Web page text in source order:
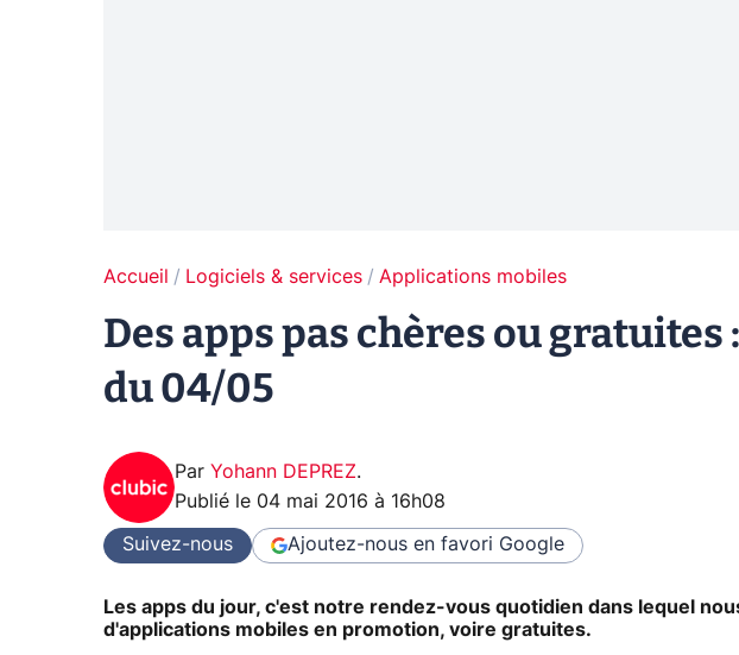
Accueil Logiciels & services Applications mobiles
Des apps pas chères ou
du 04/05
Par Yohann DEPREZ.
Publié le 04 mai 2016 à 16h08
Suivez-nous Ajoutez-nous en favori Google
Les apps du jour, c'est notre rendez-vous quotidien dans lequel
d'applications mobiles en promotion, voire gratuites.